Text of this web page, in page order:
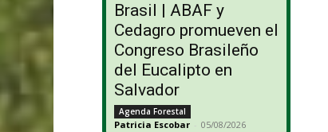
Brasil | ABAF y
Cedagro promueven el
Congreso Brasileño
del Eucalipto en
Salvador
Agenda Forestal
Patricia Escobar - 05/08/2026